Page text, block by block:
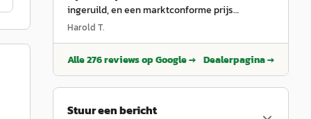
ingeruild, en een marktconforme prijs
gekregen. Netjes en vriendelijk geholpen door
er niet moeilijk gedaan. Tot nu toe, zeer
Harold T.
Alle276reviews op Google → Dealerpagina →
Stuur een bericht